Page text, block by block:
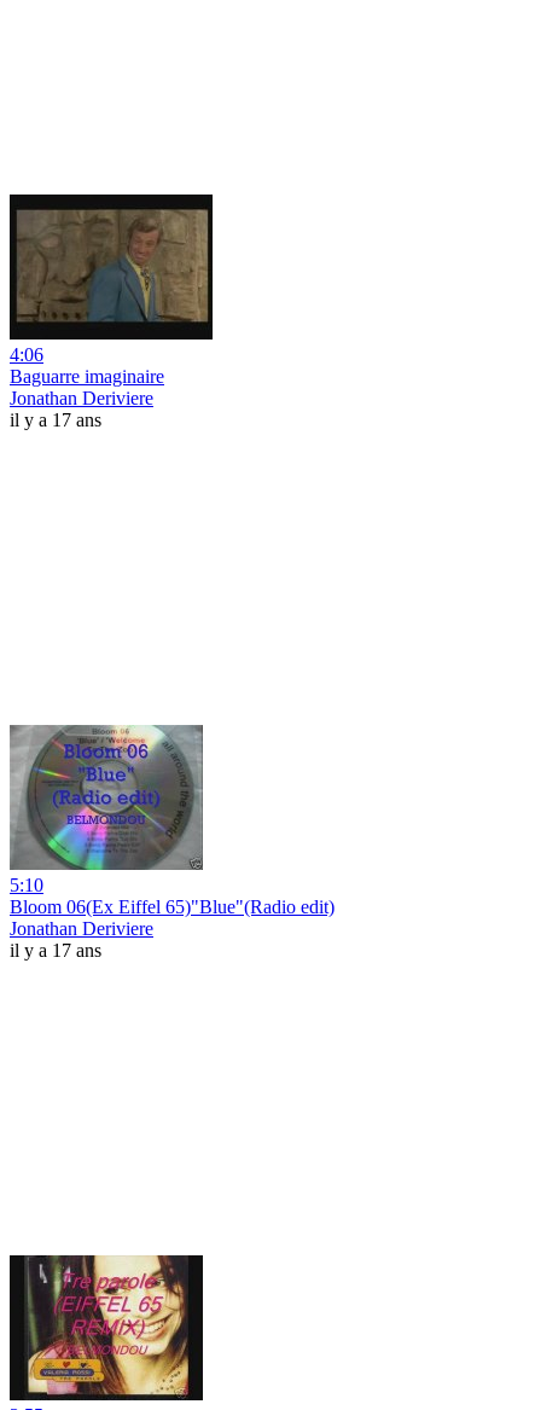
4:06
Baguarre imaginaire
Jonathan Deriviere
il y a 17 ans
5:10
Bloom 06(Ex Eiffel 65)"Blue"(Radio edit)
Jonathan Deriviere
il y a 17 ans